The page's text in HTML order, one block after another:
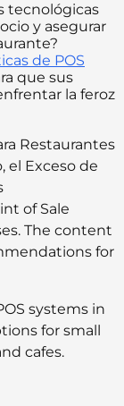
tecnológicas
y asegurar
de POS
que sus
la feroz
Restaurantes
el Exceso de
of Sale
The content
for
systems in
for small
cafes.